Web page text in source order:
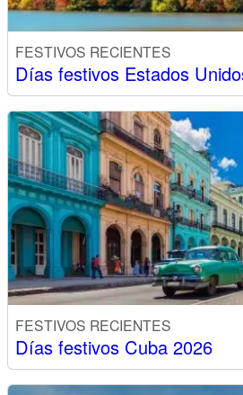
FESTIVOS RECIENTES
Días festivos Estados
FESTIVOS RECIENTES
Días festivos Cuba 2026